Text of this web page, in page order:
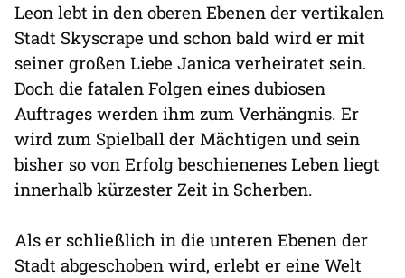
Leon lebt in den oberen Ebenen der vertikalen
Stadt Skyscrape und schon bald wird er mit
seiner großen Liebe Janica verheiratet sein.
Doch die fatalen Folgen eines dubiosen
Auftrages werden ihm zum Verhängnis. Er
wird zum Spielball der Mächtigen und sein
bisher so von Erfolg beschienenes Leben liegt
innerhalb kürzester Zeit in Scherben.
Als er schließlich in die unteren Ebenen der
Stadt abgeschoben wird, erlebt er eine Welt